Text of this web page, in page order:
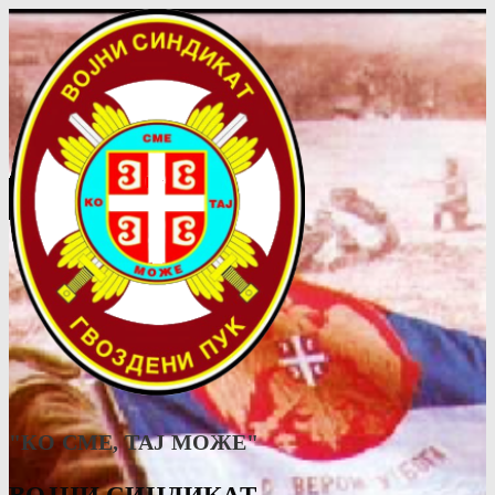
"КО СМЕ, ТАJ МОЖЕ"